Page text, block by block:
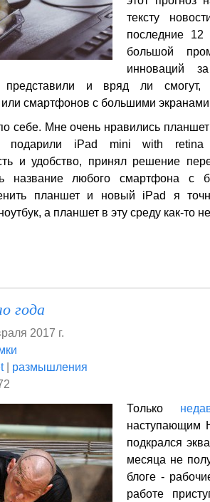
тексту
последние 12
большой
инноваций
и вряд ли смогут,
смартфонов с большими
себе. Мне очень нравились
iPad mini with retina
и удобство, принял решение
название любого смартфона с
планшет и новый iPad я
а планшет в эту среду как-то
года
2017 г.
| размышления
Только
наступающим
подкрался
месяца не
блоге -
работе